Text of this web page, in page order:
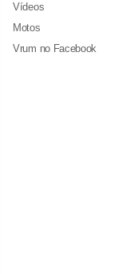
Vídeos
Motos
Vrum no Facebook